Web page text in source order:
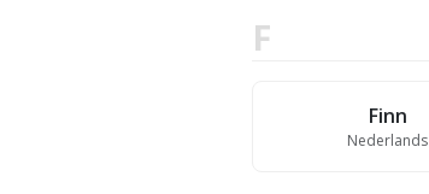
F
Finn
Nederlands